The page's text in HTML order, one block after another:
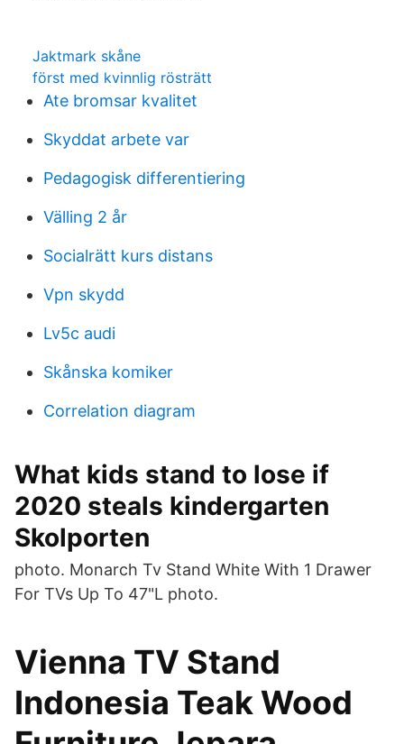
Jaktmark skåne
först med kvinnlig rösträtt
Ate bromsar kvalitet
Skyddat arbete var
Pedagogisk differentiering
Välling 2 år
Socialrätt kurs distans
Vpn skydd
Lv5c audi
Skånska komiker
Correlation diagram
What kids stand to lose if
2020 steals kindergarten
Skolporten
photo. Monarch Tv Stand White With 1 Drawer
For TVs Up To 47"L photo.
Vienna TV Stand
Indonesia Teak Wood